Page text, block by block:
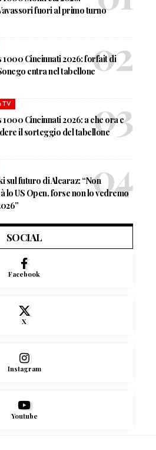
fuori al primo turno
1000 Cincinnati 2026: forfait di
entra nel tabellone
TV
Cincinnati 2026: a che ora e
il sorteggio del tabellone
sul futuro di Alcaraz: “Non
lo US Open, forse non lo vedremo
SOCIAL
Facebook
X
Instagram
Youtube